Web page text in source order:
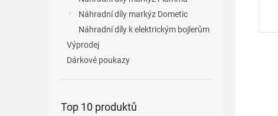
Náhradní díly markýz Dometic
Náhradní díly k elektrickým bojlerům
Výprodej
Dárkové poukazy
Top 10 produktů